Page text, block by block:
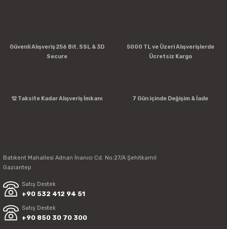
Güvenli Alışveriş 256 Bit. SSL & 3D
Secure
5000 TL ve Üzeri Alışverişlerde
Ücretsiz Kargo
12 Taksite Kadar Alışveriş İmkanı 7 Gün içinde Değişim & İade
Batıkent Mahallesi Adnan İnanıcı Cd. No:27/A Şehitkamil
Gaziantep
Satış Destek
+90 532 412 94 51
Satış Destek
+90 850 30 70 300